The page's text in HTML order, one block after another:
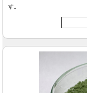
す。